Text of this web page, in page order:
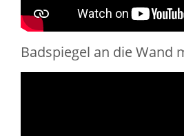
Badspiegel an die Wand